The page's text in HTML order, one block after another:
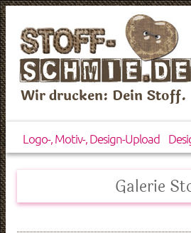
Wir drucken: Dein Stoff.
Logo-, Motiv-, Design-Upload
Galerie